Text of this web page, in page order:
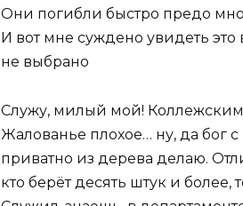
Они погибли быстро предо
И вот мне суждено увидеть это
не выбрано
Служу, милый мой! Коллежским
Жалованье плохое… ну, да бог
приватно из дерева делаю.
кто берёт десять штук и